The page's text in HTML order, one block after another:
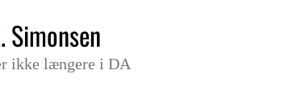
Simonsen
ikke længere i DA